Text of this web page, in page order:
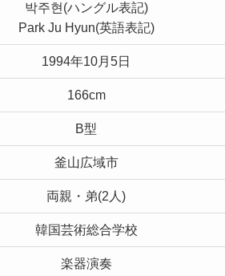
박주현(ハングル表記)
Park Ju Hyun(英語表記)
1994年10月5日
166cm
B型
釜山広域市
両親・弟(2人)
韓国芸術総合学校
楽器演奏